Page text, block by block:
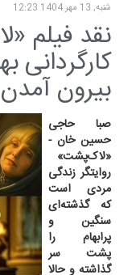
شنبه, 13 مهر 1404 12:23
نقد فیلم
کارگردانی
بیرون
صبا حاجی
حسین خان -
«لاک‌پشت»
روایتگر زندگی
مردی است
که گذشته‌ای
سنگین و
پرابهام را
پشت سر
گذاشته و حالا